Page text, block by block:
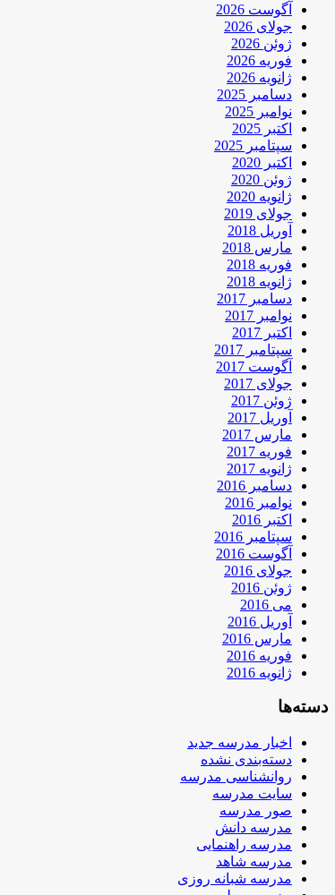
آگوست 2026
جولای 2026
ژوئن 2026
فوریه 2026
ژانویه 2026
دسامبر 2025
نوامبر 2025
اکتبر 2025
سپتامبر 2025
اکتبر 2020
ژوئن 2020
ژانویه 2020
جولای 2019
آوریل 2018
مارس 2018
فوریه 2018
ژانویه 2018
دسامبر 2017
نوامبر 2017
اکتبر 2017
سپتامبر 2017
آگوست 2017
جولای 2017
ژوئن 2017
آوریل 2017
مارس 2017
فوریه 2017
ژانویه 2017
دسامبر 2016
نوامبر 2016
اکتبر 2016
سپتامبر 2016
آگوست 2016
جولای 2016
ژوئن 2016
می 2016
آوریل 2016
مارس 2016
فوریه 2016
ژانویه 2016
دسته‌ها
اخبار مدرسه جدید
دسته‌بندی نشده
روانشناسی مدرسه
سایت مدرسه
صور مدرسه
مدرسه دانش
مدرسه راهنمایی
مدرسه شاهد
مدرسه شبانه روزی